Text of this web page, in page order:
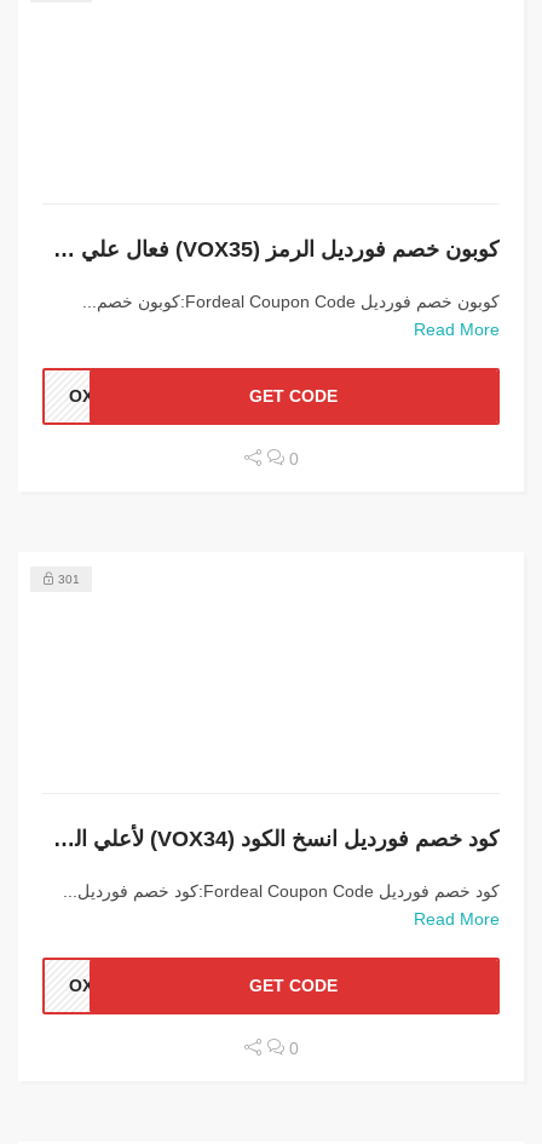
كوبون خصم فورديل الرمز (VOX35) فعال علي جميع المشتريات
كوبون خصم فورديل Fordeal Coupon Code:كوبون خصم...
Read More
GET CODE
0
301
كود خصم فورديل انسخ الكود (VOX34) لأعلي الخصومات والتخفيضات
كود خصم فورديل Fordeal Coupon Code:كود خصم فورديل...
Read More
GET CODE
0